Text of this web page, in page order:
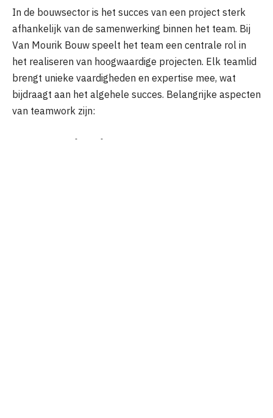
In de bouwsector is het succes van een project sterk
afhankelijk van de samenwerking binnen het team. Bij
Van Mourik Bouw speelt het team een centrale rol in
het realiseren van hoogwaardige projecten. Elk teamlid
brengt unieke vaardigheden en expertise mee, wat
bijdraagt aan het algehele succes. Belangrijke aspecten
van teamwork zijn:
Communicatie